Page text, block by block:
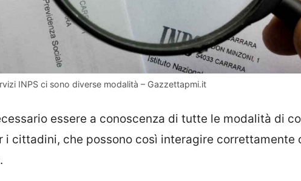
INPS ci sono diverse modalità – Gazzettapmi.it
essere a conoscenza di tutte le modalità di
i cittadini, che possono così interagire correttamente